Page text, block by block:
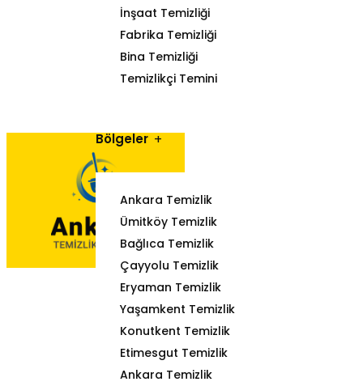
İnşaat Temizliği
Fabrika Temizliği
Bina Temizliği
Temizlikçi Temini
Bölgeler
Ankara Temizlik
Ümitköy Temizlik
Bağlıca Temizlik
Çayyolu Temizlik
Eryaman Temizlik
Yaşamkent Temizlik
Konutkent Temizlik
Etimesgut Temizlik
Ankara Temizlik